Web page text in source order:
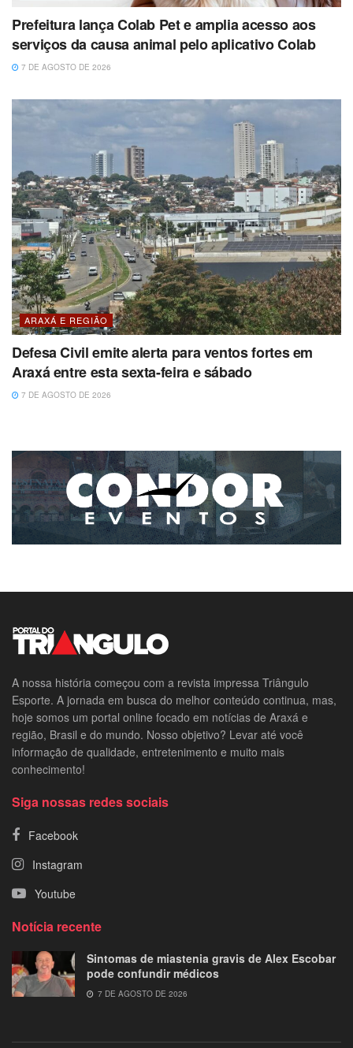
Prefeitura lança Colab Pet e amplia acesso aos
serviços da causa animal pelo aplicativo Colab
7 DE AGOSTO DE 2026
ARAXÁ E REGIÃO
Defesa Civil emite alerta para ventos fortes em
Araxá entre esta sexta-feira e sábado
7 DE AGOSTO DE 2026
A nossa história começou com a revista impressa Triângulo
Esporte. A jornada em busca do melhor conteúdo continua, mas,
hoje somos um portal online focado em notícias de Araxá e
região, Brasil e do mundo. Nosso objetivo? Levar até você
informação de qualidade, entretenimento e muito mais
conhecimento!
Siga nossas redes sociais
Facebook
Instagram
Youtube
Notícia recente
Sintomas de miastenia gravis de Alex Escobar
pode confundir médicos
7 DE AGOSTO DE 2026